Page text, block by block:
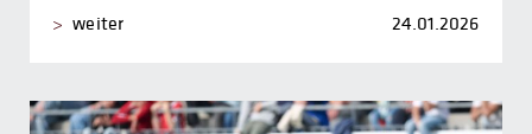
weiter 24.01.2026